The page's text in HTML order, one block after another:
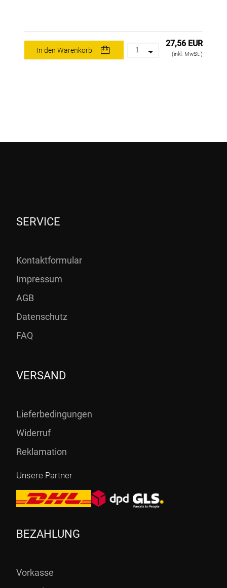
In den Warenkorb
27,56 EUR
(inkl. MwSt.)
SERVICE
Kontaktformular
Impressum
AGB
Datenschutz
FAQ
VERSAND
Lieferbedingungen
Widerruf
Reklamation
Unsere Partner
BEZAHLUNG
Vorkasse